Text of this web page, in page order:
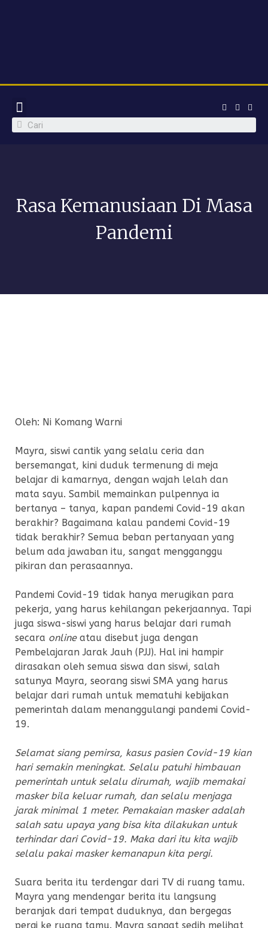
Rasa Kemanusiaan Di Masa
Pandemi
Oleh: Ni Komang Warni
Mayra, siswi cantik yang selalu ceria dan
bersemangat, kini duduk termenung di meja
belajar di kamarnya, dengan wajah lelah dan
mata sayu. Sambil memainkan pulpennya ia
bertanya – tanya, kapan pandemi Covid-19 akan
berakhir? Bagaimana kalau pandemi Covid-19
tidak berakhir? Semua beban pertanyaan yang
belum ada jawaban itu, sangat mengganggu
pikiran dan perasaannya.
Pandemi Covid-19 tidak hanya merugikan para
pekerja, yang harus kehilangan pekerjaannya. Tapi
juga siswa-siswi yang harus belajar dari rumah
secara onlineatau disebut juga dengan
Pembelajaran Jarak Jauh (PJJ). Hal ini hampir
dirasakan oleh semua siswa dan siswi, salah
satunya Mayra, seorang siswi SMA yang harus
belajar dari rumah untuk mematuhi kebijakan
pemerintah dalam menanggulangi pandemi Covid-
19.
Selamat siang pemirsa, kasus pasien Covid-19 kian
hari semakin meningkat. Selalu patuhi himbauan
pemerintah untuk selalu dirumah, wajib memakai
masker bila keluar rumah, dan selalu menjaga
jarak minimal 1 meter. Pemakaian masker adalah
salah satu upaya yang bisa kita dilakukan untuk
terhindar dari Covid-19. Maka dari itu kita wajib
selalu pakai masker kemanapun kita pergi.
Suara berita itu terdengar dari TV di ruang tamu.
Mayra yang mendengar berita itu langsung
beranjak dari tempat duduknya, dan bergegas
pergi ke ruang tamu. Mayra sangat sedih melihat